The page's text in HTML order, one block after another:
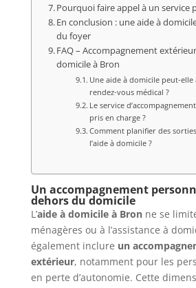
Pourquoi faire appel à un service
En conclusion : une aide à
du foyer
FAQ – Accompagnement
domicile à Bron
Une aide à domicile peut-elle
rendez-vous médical ?
Le service
pris en charge ?
Comment planifier des
l’aide à domicile ?
Un accompagnement
dehors du domicile
L’aide à domicile à Bronne se
ménagères ou à l’assistance à
également inclure un
extérieur, notamment pour les
en perte d’autonomie. Cette